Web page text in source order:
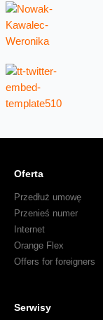
Oferta
Przedłuż umowę
Przenieś numer
Internet
Orange Flex
Offers for foreigners
Serwisy